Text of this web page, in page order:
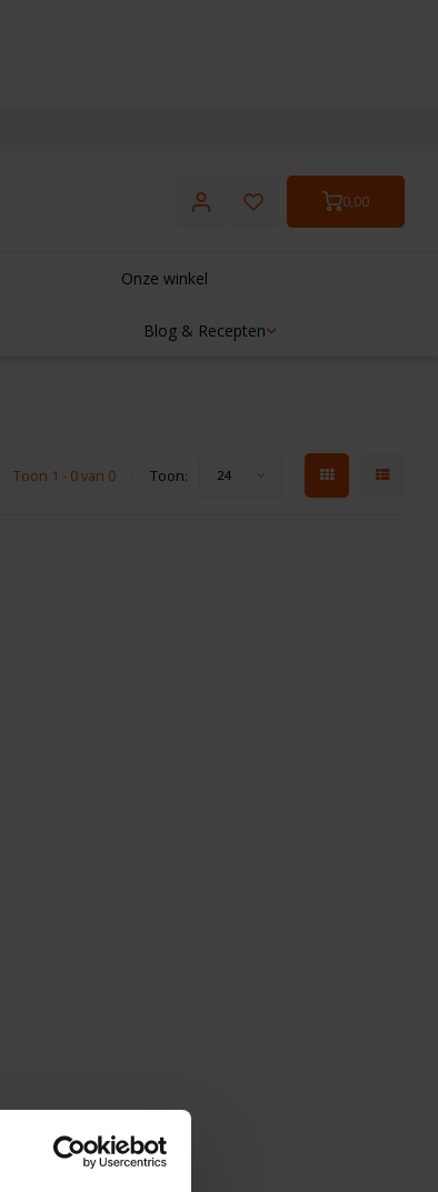
0,00
Onze winkel
Blog & Recepten
Toon 1 - 0 van 0 Toon: 24